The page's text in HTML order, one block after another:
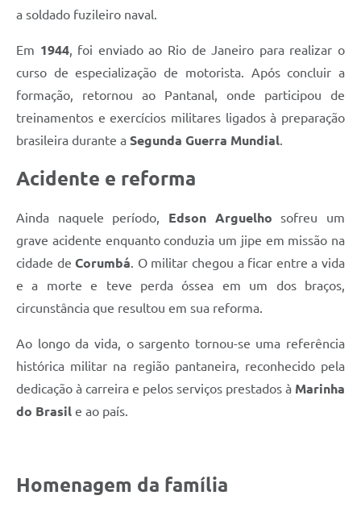
a soldado fuzileiro naval.
Em 1944, foi enviado ao Rio de Janeiro para realizar o
curso de especialização de motorista. Após concluir a
formação, retornou ao Pantanal, onde participou de
treinamentos e exercícios militares ligados à preparação
brasileira durante a Segunda Guerra Mundial.
Acidente e reforma
Ainda naquele período, Edson Arguelho sofreu um
grave acidente enquanto conduzia um jipe em missão na
cidade deCorumbá. O militar chegou a ficar entre a vida
e a morte e teve perda óssea em um dos braços,
circunstância que resultou em sua reforma.
Ao longo da vida, o sargento tornou-se uma referência
histórica militar na região pantaneira, reconhecido pela
dedicação à carreira e pelos serviços prestados à Marinha
do Brasil e ao país.
Homenagem da família